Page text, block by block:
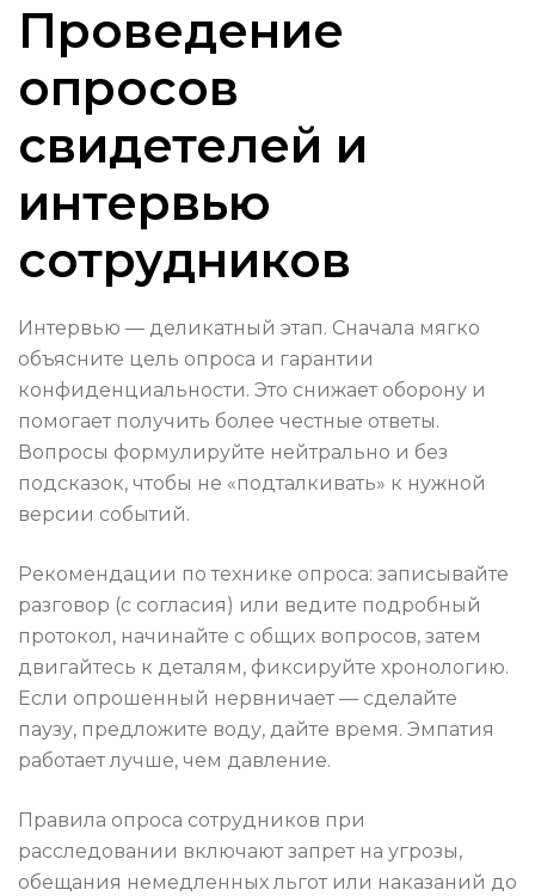
Проведение
опросов
свидетелей и
интервью
сотрудников
Интервью — деликатный этап. Сначала мягко
объясните цель опроса и гарантии
конфиденциальности. Это снижает оборону и
помогает получить более честные ответы.
Вопросы формулируйте нейтрально и без
подсказок, чтобы не «подталкивать» к нужной
версии событий.
Рекомендации по технике опроса: записывайте
разговор (с согласия) или ведите подробный
протокол, начинайте с общих вопросов, затем
двигайтесь к деталям, фиксируйте хронологию.
Если опрошенный нервничает — сделайте
паузу, предложите воду, дайте время. Эмпатия
работает лучше, чем давление.
Правила опроса сотрудников при
расследовании включают запрет на угрозы,
обещания немедленных льгот или наказаний до